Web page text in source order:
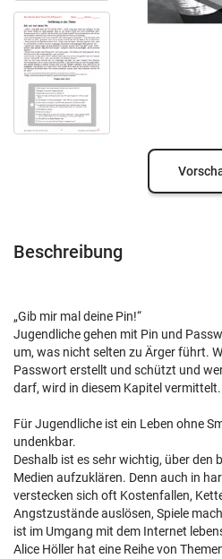
Beschreibung
„Gib mir mal deine Pin!“
Jugendliche gehen mit Pin und
um, was nicht selten zu Ärger führt.
Passwort erstellt und schützt und
darf, wird in diesem Kapitel vermittelt.
Für Jugendliche ist ein Leben ohne
undenkbar.
Deshalb ist es sehr wichtig, über den
Medien aufzuklären. Denn auch in
verstecken sich oft Kostenfallen,
Angstzustände auslösen, Spiele
ist im Umgang mit dem Internet
Alice Höller hat eine Reihe von